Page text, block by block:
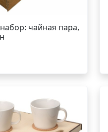
чайная пара,